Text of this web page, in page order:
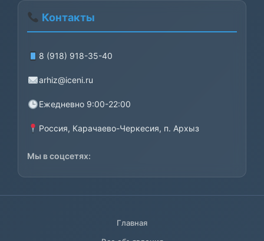
Контакты
8 (918) 918-35-40
arhiz@iceni.ru
Ежедневно 9:00-22:00
Россия, Карачаево-Черкесия, п. Архыз
Мы в соцсетях:
Главная